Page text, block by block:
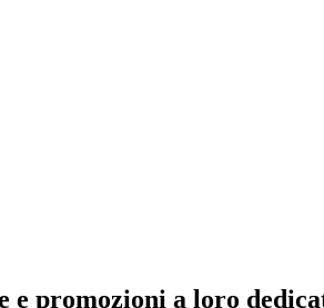
e promozioni a loro